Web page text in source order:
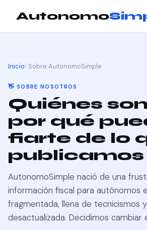
Autonomo
Inicio› Sobre AutonomoSimple
👋 SOBRE NOSOTROS
Quiénes
por qué
fiarte de lo
publicamos
AutonomoSimple nació de una
información fiscal para autónomos
fragmentada, llena de tecnicismos
desactualizada. Decidimos cambiar